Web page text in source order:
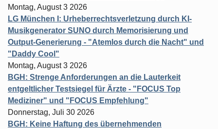
Montag, August 3 2026
LG München I: Urheberrechtsverletzung durch KI-
Musikgenerator SUNO durch Memorisierung und
Output-Generierung - "Atemlos durch die Nacht" und
"Daddy Cool"
Montag, August 3 2026
BGH: Strenge Anforderungen an die Lauterkeit
entgeltlicher Testsiegel für Ärzte - "FOCUS Top
Mediziner" und "FOCUS Empfehlung"
Donnerstag, Juli 30 2026
BGH: Keine Haftung des übernehmenden